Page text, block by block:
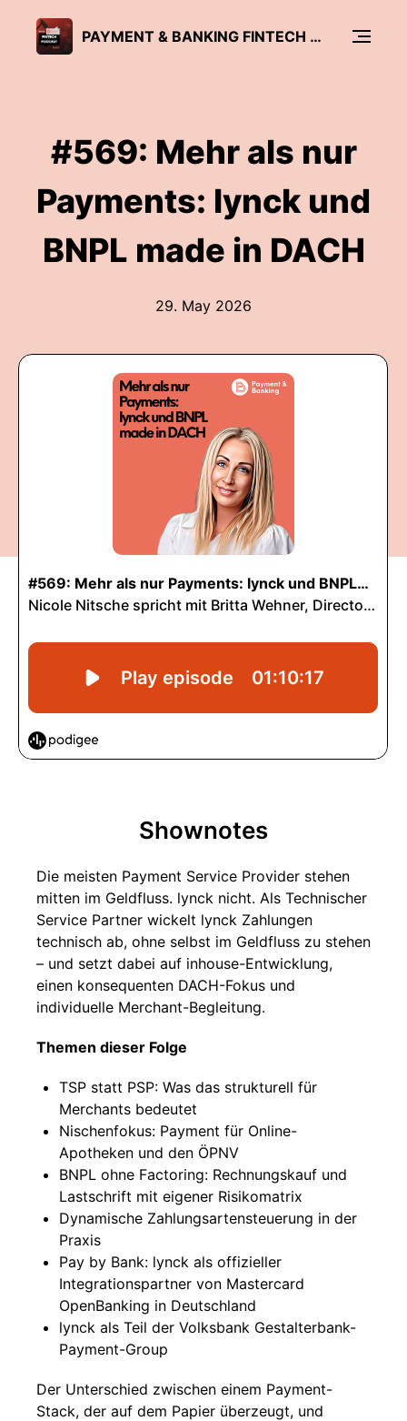
PAYMENT & BANKING FINTECH PODCAST
#569: Mehr als nur
Payments: lynck und
BNPL made in DACH
29. May 2026
Shownotes
Die meisten Payment Service Provider stehen
mitten im Geldfluss. lynck nicht. Als Technischer
Service Partner wickelt lynck Zahlungen
technisch ab, ohne selbst im Geldfluss zu stehen
– und setzt dabei auf inhouse-Entwicklung,
einen konsequenten DACH-Fokus und
individuelle Merchant-Begleitung.
Themen dieser Folge
TSP statt PSP: Was das strukturell für
Merchants bedeutet
Nischenfokus: Payment für Online-
Apotheken und den ÖPNV
BNPL ohne Factoring: Rechnungskauf und
Lastschrift mit eigener Risikomatrix
Dynamische Zahlungsartensteuerung in der
Praxis
Pay by Bank: lynck als offizieller
Integrationspartner von Mastercard
OpenBanking in Deutschland
lynck als Teil der Volksbank Gestalterbank-
Payment-Group
Der Unterschied zwischen einem Payment-
Stack, der auf dem Papier überzeugt, und